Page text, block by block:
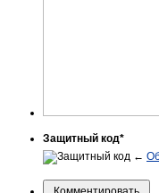
Защитный код*
←